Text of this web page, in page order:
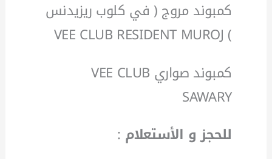
كمبوند مروج ( في كلوب ريزيدنس
) VEE CLUB RESIDENT MUROJ
كمبوند صواري VEE CLUB
SAWARY
للحجز و الأستعلام :